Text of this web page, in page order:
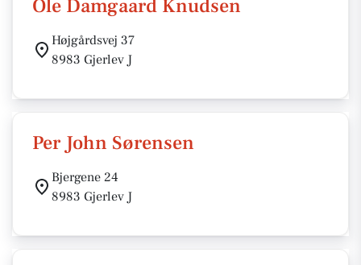
Ole Damgaard Knudsen
Højgårdsvej 37
8983 Gjerlev J
Per John Sørensen
Bjergene 24
8983 Gjerlev J